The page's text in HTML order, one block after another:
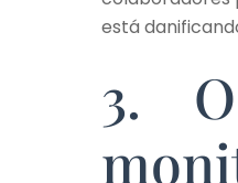
está
3. O